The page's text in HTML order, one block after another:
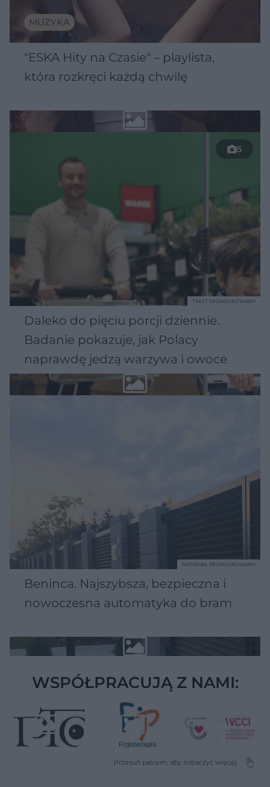
MUZYKA
"ESKA Hity na Czasie" – playlista,
która rozkręci każdą chwilę
5
Daleko do pięciu porcji dziennie.
Badanie pokazuje, jak Polacy
naprawdę jedzą warzywa i owoce
TEKST SPONSOROWANY
Beninca. Najszybsza, bezpieczna i
nowoczesna automatyka do bram
MATERIAŁ SPONSOROWANY
WSPÓŁPRACUJĄ Z NAMI: